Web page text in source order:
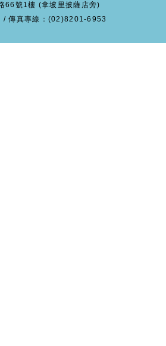
66號1樓 (拿坡里披薩店旁)
傳真專線：(02)8201-6953